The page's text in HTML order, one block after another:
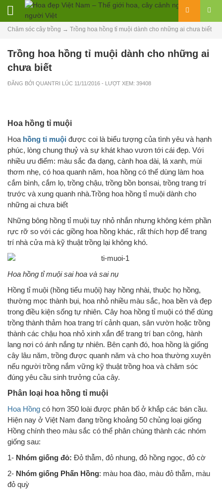
Chăm sóc cây trồng → Trồng hoa hồng tỉ muội dành cho những ai chưa biết
Trồng hoa hồng tỉ muội dành cho những ai
chưa biết
ĐĂNG BỞI QUANTRI LÚC 11/11/2016 - LƯỢT XEM: 39408
Hoa hồng tỉ muội
Hoa hồng tỉ muội được coi là biểu tư­ợng của tình yêu và hạnh
phúc, lòng chung thuỷ và sự khát khao v­ươn tới cái đẹp. Với
nhiều ư­u điểm: màu sắc đa dạng, cành hoa dài, lá xanh, mùi
thơm nhẹ, có hoa quanh năm, hoa hồng có thể dùng làm hoa
cắm bình, cắm lọ, trồng chậu, trồng bồn bonsai, trồng trang trí
tr­ước và xung quanh nhà.Trồng hoa hồng tỉ muội dành cho
những ai chưa biết
Những bông hồng tỉ muội tuy nhỏ nhắn nhưng không kém phần
rực rỡ so với các giồng hoa hồng khác, rất thích hợp để trang
trí nhà cửa mà kỹ thuật trồng lại không khó.
Hoa hồng tỉ muội sai hoa và sai nụ
Hồng tỉ muội (hồng tiểu muội) hay hồng nhài, thuộc họ hồng,
thường mọc thành bụi, hoa nhỏ nhiều màu sắc, hoa bền và đẹp
trong điều kiện sống tự nhiên. Cây hoa hồng tỉ muội có thể dùng
trồng thành thảm hoa trang trí cảnh quan, sân vườn hoặc trồng
thành các chậu hoa nhỏ xinh xắn để trang trí ban công, hành
lang nơi có ánh nắng tự nhiên. Bên cạnh đó, hoa hồng là giống
cây lâu năm, trồng được quanh năm và cho hoa thường xuyên
nếu người trồng nắm vững kỹ thuật trồng hoa và chăm sóc
đúng yêu cầu sinh trưởng của cây.
Phân loại hoa hồng tỉ muội
Hoa Hồng có hơn 350 loài đ­ược phân bố ở khắp các bán cầu.
Hiện nay ở Việt Nam đang trồng khoảng 50 chủng loại giống
Hồng chính theo màu sắc có thể phân chúng thành các nhóm
giống sau:
1- Nhóm giống đỏ: Đỏ thẫm, đỏ nhung, đỏ hồng ngọc, đỏ cờ
2- Nhóm giống Phấn Hồng: màu hoa đào, màu đỏ thẫm, màu
đỏ quỳ